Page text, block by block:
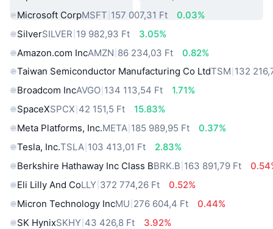
Microsoft CorpMSFT 157 007,31 Ft
0.03%
SilverSILVER 19 982,93 Ft
3.05%
Amazon.com IncAMZN 86 234,03 Ft
0.82%
Taiwan Semiconductor Manufacturing Co LtdTSM 132
Broadcom IncAVGO 134 113,54 Ft
1.71%
SpaceXSPCX 42 151,5 Ft
15.83%
Meta Platforms, Inc.META 185 989,95 Ft
0.37%
Tesla, Inc.TSLA 103 413,01 Ft
2.83%
Berkshire Hathaway Inc Class BBRK.B 163 891,79 Ft
Eli Lilly And CoLLY 372 774,26 Ft
0.52%
Micron Technology IncMU 276 604,4 Ft
0.44%
SK HynixSKHY 43 426,8 Ft
3.92%